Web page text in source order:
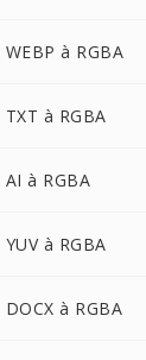
WEBP à RGBA
TXT à RGBA
AI à RGBA
YUV à RGBA
DOCX à RGBA